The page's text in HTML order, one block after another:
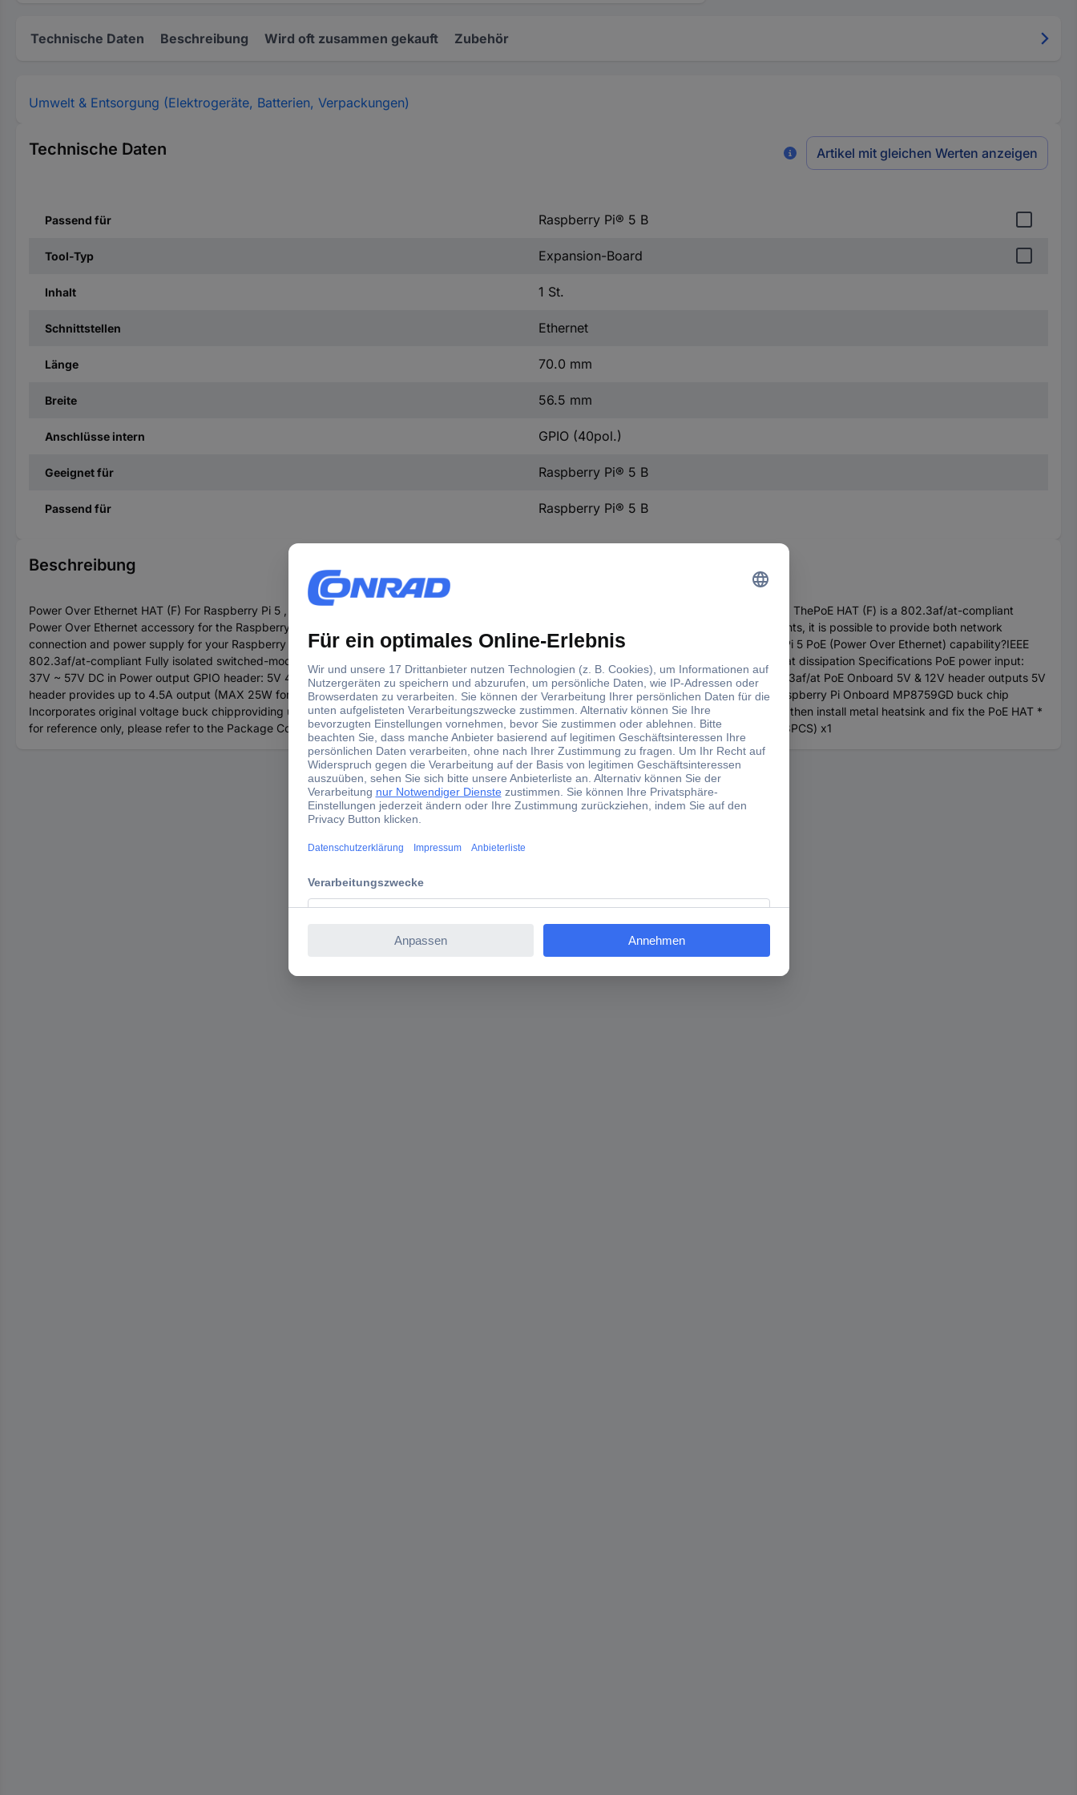
Technische Daten Beschreibung Wird oft zusammen gekauft Zubehör
Umwelt & Entsorgung (Elektrogeräte, Batterien, Verpackungen)
Technische Daten Artikel mit gleichen Werten anzeigen
Passend für Raspberry Pi® 5 B
Tool-Typ Expansion-Board
Inhalt 1 St.
Schnittstellen Ethernet
Länge 70.0 mm
Breite 56.5 mm
Anschlüsse intern GPIO (40pol.)
Geeignet für Raspberry Pi® 5 B
Passend für Raspberry Pi® 5 B
Beschreibung
Power Over Ethernet HAT (F) For Raspberry Pi 5 , High Power, Onboard Cooling Fan, With Metal Heatsink, Supports 802.3af/at network standard ThePoE HAT (F) is a 802.3af/at-compliant
Power Over Ethernet accessory for the Raspberry Pi 5 . By using this small HAT and some proper 802.3af/at-compliant power sourcing equipments, it is possible to provide both network
connection and power supply for your Raspberry Pi in only one Ethernet cable. Standard Raspberry Pi 40PIN GPIO header, supports Raspberry Pi 5 PoE (Power Over Ethernet) capability?IEEE
802.3af/at-compliant Fully isolated switched-mode power supply (SMPS) Onboard high speed active cooling fan, with metal heatsink, better heat dissipation Specifications PoE power input:
37V ~ 57V DC in Power output GPIO header: 5V 4.5A (MAX) 2P header: 12V 2A (MAX) Dimensions: 56.5 x 70.0mm Network standard: IEEE802.3af/at PoE Onboard 5V & 12V header outputs 5V
header provides up to 4.5A output (MAX 25W for 12V+5V total output power)be able to power extra devices while providing stable power to Raspberry Pi Onboard MP8759GD buck chip
Incorporates original voltage buck chipproviding up to 5A under sufficient heat dissipation condition How to Install Attach the thermal tapes first, then install metal heatsink and fix the PoE HAT *
for reference only, please refer to the Package Content for detailed part list WIKI: Lieferumfang PoE HAT (F) x1 Metal heatsink x1 Thermal tape (3PCS) x1